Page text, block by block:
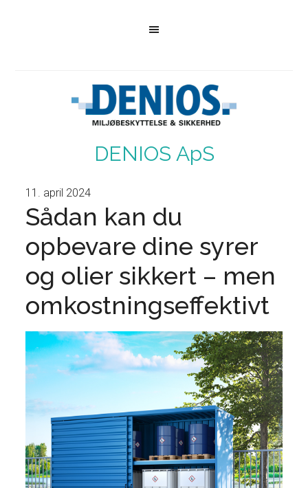
DENIOS ApS
11. april 2024
Sådan kan du
opbevare dine syrer
og olier sikkert – men
omkostningseffektivt